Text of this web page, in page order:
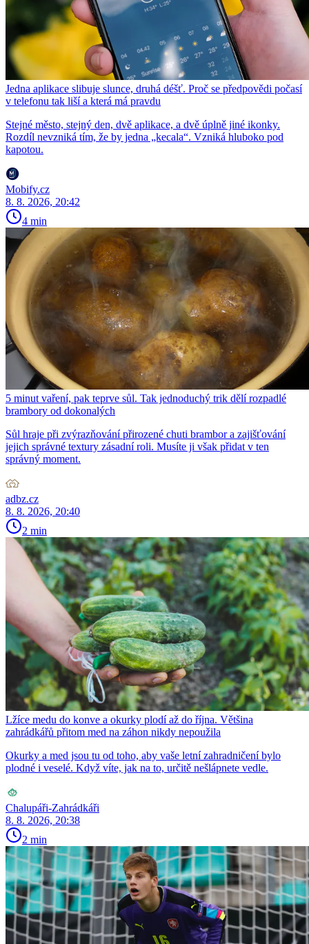
Jedna aplikace slibuje slunce, druhá déšť. Proč se předpovědi počasí
v telefonu tak liší a která má pravdu
Stejné město, stejný den, dvě aplikace, a dvě úplně jiné ikonky.
Rozdíl nevzniká tím, že by jedna „kecala“. Vzniká hluboko pod
kapotou.
Mobify.cz
8. 8. 2026, 20:42
4 min
5 minut vaření, pak teprve sůl. Tak jednoduchý trik dělí rozpadlé
brambory od dokonalých
Sůl hraje při zvýrazňování přirozené chuti brambor a zajišťování
jejich správné textury zásadní roli. Musíte ji však přidat v ten
správný moment.
adbz.cz
8. 8. 2026, 20:40
2 min
Lžíce medu do konve a okurky plodí až do října. Většina
zahrádkářů přitom med na záhon nikdy nepoužila
Okurky a med jsou tu od toho, aby vaše letní zahradničení bylo
plodné i veselé. Když víte, jak na to, určitě nešlápnete vedle.
Chalupáři-Zahrádkáři
8. 8. 2026, 20:38
2 min